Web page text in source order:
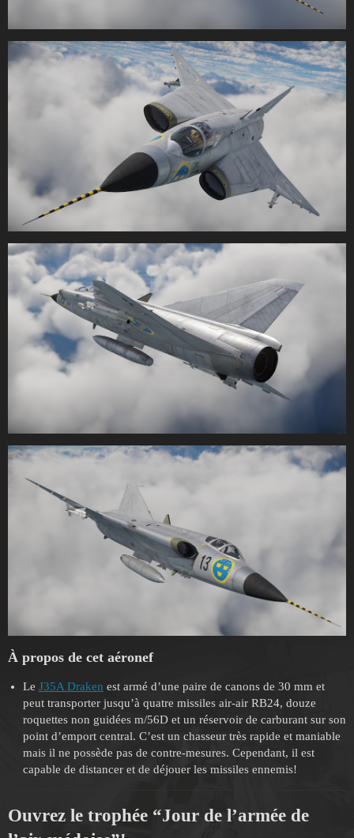
À propos de cet aéronef
Le J35A Draken est armé d’une paire de canons de 30 mm et
peut transporter jusqu’à quatre missiles air-air RB24, douze
roquettes non guidées m/56D et un réservoir de carburant sur son
point d’emport central. C’est un chasseur très rapide et maniable
mais il ne possède pas de contre-mesures. Cependant, il est
capable de distancer et de déjouer les missiles ennemis!
Ouvrez le trophée “Jour de l’armée de